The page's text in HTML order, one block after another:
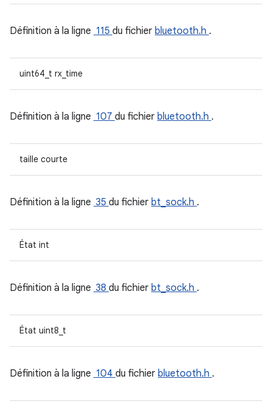
Définition à la ligne 115 du fichier bluetooth.h .
uint64_t rx_time
Définition à la ligne 107 du fichier bluetooth.h .
taille courte
Définition à la ligne 35 du fichier bt_sock.h .
État int
Définition à la ligne 38 du fichier bt_sock.h .
État uint8_t
Définition à la ligne 104 du fichier bluetooth.h .